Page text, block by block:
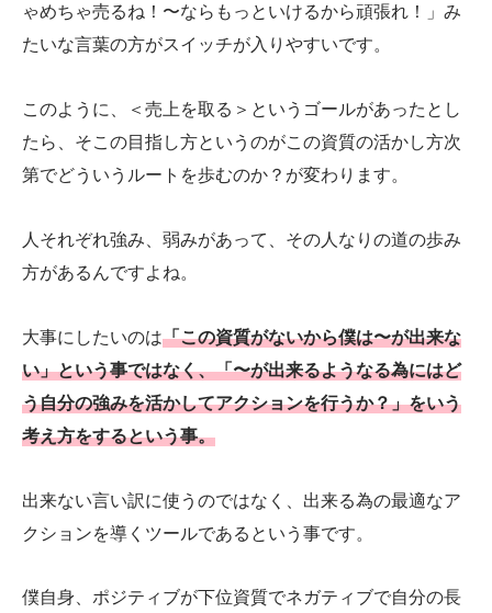
ゃめちゃ売るね！〜ならもっといけるから頑張れ！」み
たいな言葉の方がスイッチが入りやすいです。
このように、＜売上を取る＞というゴールがあったとし
たら、そこの目指し方というのがこの資質の活かし方次
第でどういうルートを歩むのか？が変わります。
人それぞれ強み、弱みがあって、その人なりの道の歩み
方があるんですよね。
大事にしたいのは「この資質がないから僕は〜が出来な
い」という事ではなく、「〜が出来るようなる為にはど
う自分の強みを活かしてアクションを行うか？」をいう
考え方をするという事。
出来ない言い訳に使うのではなく、出来る為の最適なア
クションを導くツールであるという事です。
僕自身、ポジティブが下位資質でネガティブで自分の長